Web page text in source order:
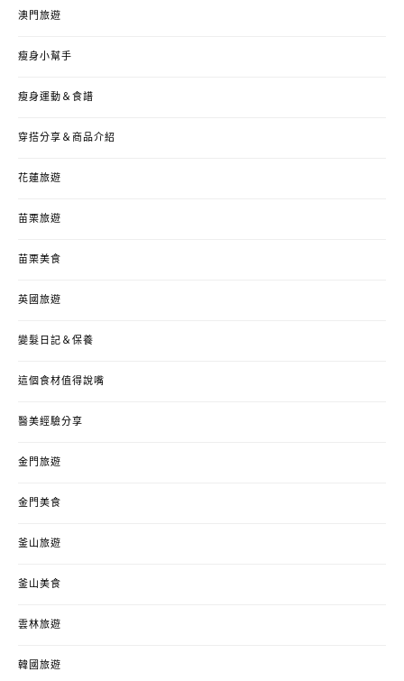
澳門旅遊
瘦身小幫手
瘦身運動＆食譜
穿搭分享＆商品介紹
花蓮旅遊
苗栗旅遊
苗栗美食
英國旅遊
變髮日記＆保養
這個食材值得說嘴
醫美經驗分享
金門旅遊
金門美食
釜山旅遊
釜山美食
雲林旅遊
韓國旅遊